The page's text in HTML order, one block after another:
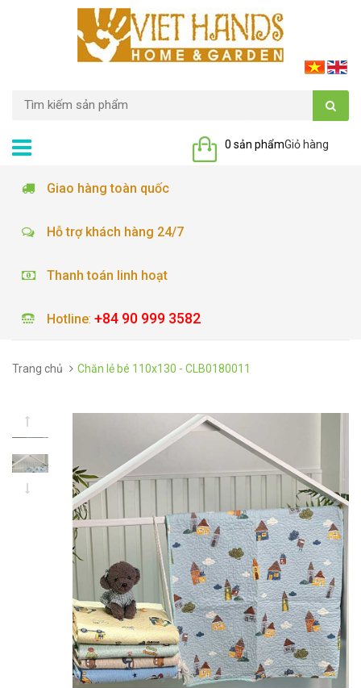
Giỏ hàng
0 sản phẩm
Giao hàng toàn quốc
Hỗ trợ khách hàng 24/7
Thanh toán linh hoạt
Hotline: +84 90 999 3582
Trang chủ Chăn lẻ bé 110x130 - CLB0180011